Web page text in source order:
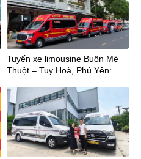
Tuyến xe limousine Buôn Mê
Thuột – Tuy Hoà, Phú Yên:
tỉnh